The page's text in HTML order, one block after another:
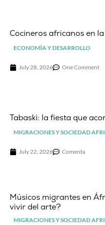
Cocineros africanos en
ECONOMÍA Y DESARROLLO
July 28, 2026 One Comment
Tabaski: la fiesta que
MIGRACIONES Y SOCIEDAD
July 22, 2026 Comenta
Músicos migrantes en
vivir del arte?
MIGRACIONES Y SOCIEDAD